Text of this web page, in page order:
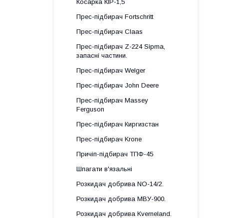
Косарка КІР-1,5
Прес-підбирач Fortschritt
Прес-підбирач Claas
Прес-підбирач Z-224 Sipma,
запасні частини.
Прес-підбирач Welger
Прес-підбирач John Deere
Прес-підбирач Massey
Ferguson
Прес-підбирач Киргизстан
Прес-підбирач Krone
Причіп-підбирач ТПФ-45
Шпагати в'язальні
Розкидач добрива NO-14/2.
Розкидач добрива МВУ-900.
Розкидач добрива Kverneland.